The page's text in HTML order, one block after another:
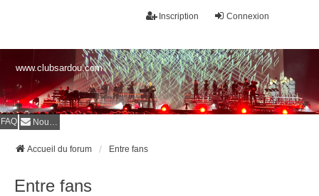
Connexion
Inscription
www.clubsardou.com
FAQ Nous contacter
Accueil du forum Entre fans
Entre fans